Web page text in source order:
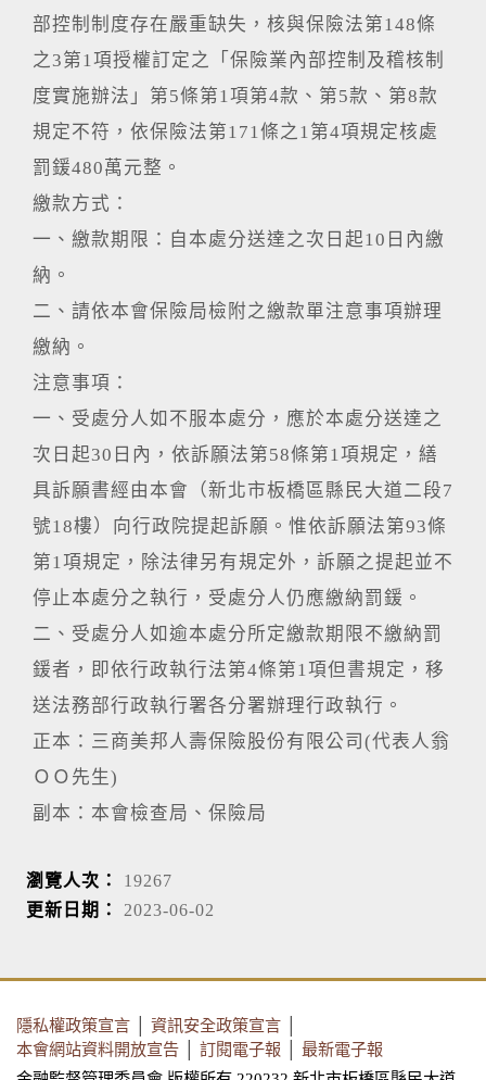
部控制制度存在嚴重缺失，核與保險法第148條
之3第1項授權訂定之「保險業內部控制及稽核制
度實施辦法」第5條第1項第4款、第5款、第8款
規定不符，依保險法第171條之1第4項規定核處
罰鍰480萬元整。
繳款方式：
一、繳款期限：自本處分送達之次日起10日內繳
納。
二、請依本會保險局檢附之繳款單注意事項辦理
繳納。
注意事項：
一、受處分人如不服本處分，應於本處分送達之
次日起30日內，依訴願法第58條第1項規定，繕
具訴願書經由本會（新北市板橋區縣民大道二段7
號18樓）向行政院提起訴願。惟依訴願法第93條
第1項規定，除法律另有規定外，訴願之提起並不
停止本處分之執行，受處分人仍應繳納罰鍰。
二、受處分人如逾本處分所定繳款期限不繳納罰
鍰者，即依行政執行法第4條第1項但書規定，移
送法務部行政執行署各分署辦理行政執行。
正本：三商美邦人壽保險股份有限公司(代表人翁
ＯＯ先生)
副本：本會檢查局、保險局
瀏覽人次： 19267
更新日期： 2023-06-02
隱私權政策宣言 資訊安全政策宣言
本會網站資料開放宣告
訂閱電子報
最新電子報